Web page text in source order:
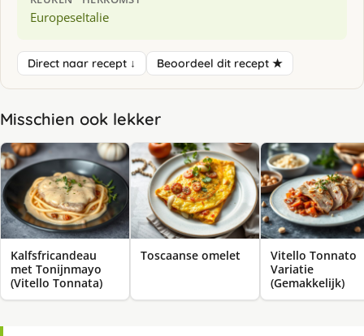
EuropeseItalie
Direct naar recept ↓ Beoordeel dit recept ★
Misschien ook lekker
Kalfsfricandeau
met Tonijnmayo
(Vitello Tonnata)
Toscaanse omelet
Vitello Tonnato
Variatie
(Gemakkelijk)